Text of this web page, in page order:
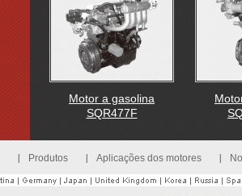
Motor a gasolina
SQR477F
Produtos Aplicações dos motores